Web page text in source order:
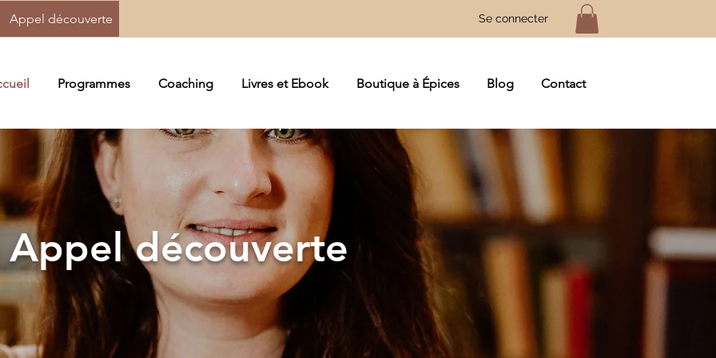
Appel découverte Se connecter
Programmes Coaching Livres et Ebook Boutique à Épices Blog Contact
Appel découverte